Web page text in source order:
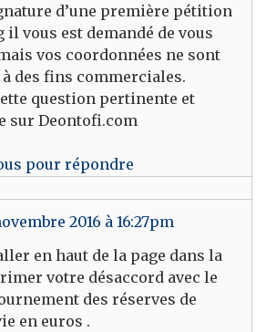
d’une première pétition
il vous est demandé de vous
vos coordonnées ne sont
des fins commerciales.
question pertinente et
sur Deontofi.com
pour répondre
2016 à 16:27pm
en haut de la page dans la
votre désaccord avec le
des réserves de
en euros .